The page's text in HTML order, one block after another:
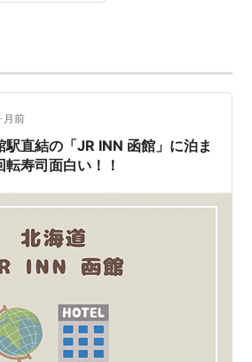
月前
駅直結の「JR INN 函館」に泊ま
寿司面白い！！